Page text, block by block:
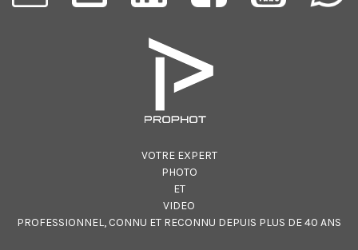
VOTRE EXPERT
PHOTO
ET
VIDEO
PROFESSIONNEL, CONNU ET RECONNU DEPUIS PLUS DE 40 ANS